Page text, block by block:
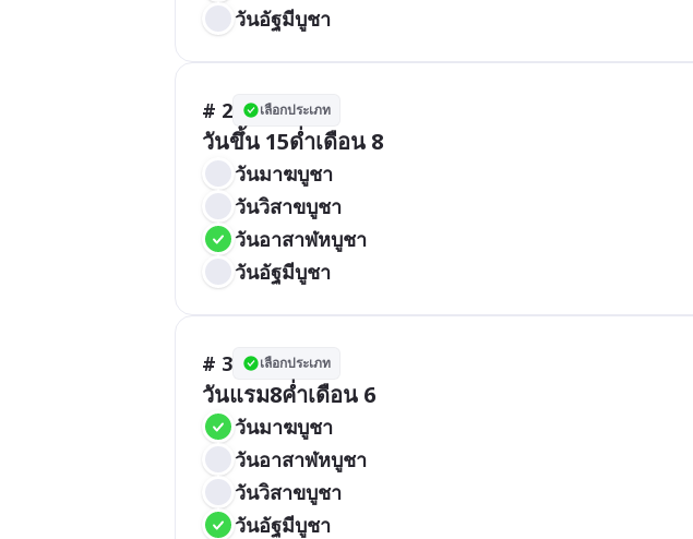
วันอัฐมีบูชา
# 2 เลือกประเภท
วันขึ้น 15ด่ำเดือน 8
วันมาฆบูชา
วันวิสาขบูชา
วันอาสาฬหบูชา
วันอัฐมีบูชา
# 3 เลือกประเภท
วันแรม8ค่ำเดือน 6
วันมาฆบูชา
วันอาสาฬหบูชา
วันวิสาขบูชา
วันอัฐมีบูชา